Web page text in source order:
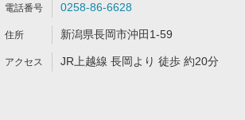
0258-86-6628
新潟県長岡市沖田1-59
JR上越線 長岡より 徒歩 約20分